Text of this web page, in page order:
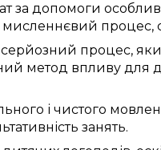
за допомоги
мисленнєвий процес,
серйозний процес,
метод впливу для
і чистого
занять.